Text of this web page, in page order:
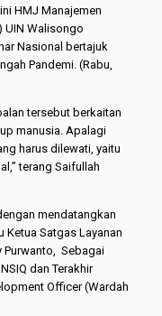
HMJ Manajemen
UIN Walisongo
Nasional bertajuk
Pandemi. (Rabu,
tersebut berkaitan
manusia. Apalagi
harus dilewati, yaitu
terang Saifullah
mendatangkan
Ketua Satgas Layanan
Purwanto, Sebagai
dan Terakhir
Officer (Wardah